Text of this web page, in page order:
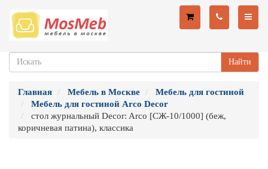
Найти
Главная Мебель в Москве
Мебель для гостиной
Мебель для гостиной Arco Decor
стол журнальный Decor: Arco [СЖ-10/1000] (беж,
коричневая патина), классика